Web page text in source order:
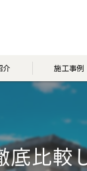
介 施工事例
底比較